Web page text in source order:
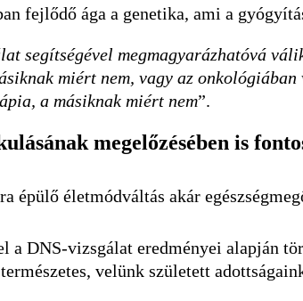
fejlődő ága a genetika, ami a
segítségével megmagyarázhatóvá
miért nem, vagy az
a másiknak miért nem”.
megelőzésében is
épülő életmódváltás akár
a DNS-vizsgálat eredményei alapján
velünk született